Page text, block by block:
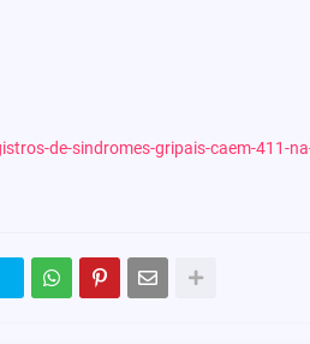
de-sindromes-gripais-caem-411-